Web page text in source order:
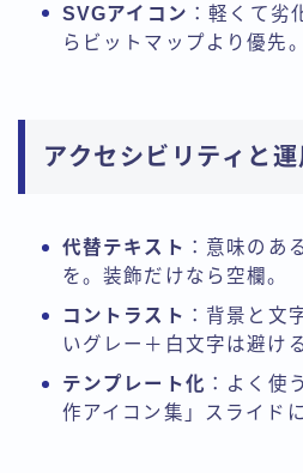
SVGアイコン ：軽くて劣
らビットマップより優先。
アクセシビリティと
代替テキスト ：意味のあ
を。装飾だけなら空欄。
コントラスト ：背景と文
いグレー＋白文字は避け
テンプレート化 ：よく使
作アイコン集」スライド